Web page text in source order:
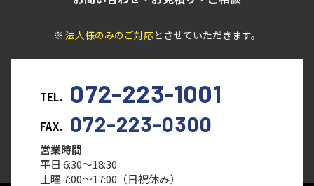
※ 法人様のみのご対応とさせていただきます。
TEL. 072-223-1001
FAX. 072-223-0300
営業時間
平日 6:30～18:30
土曜 7:00～17:00（日祝休み）